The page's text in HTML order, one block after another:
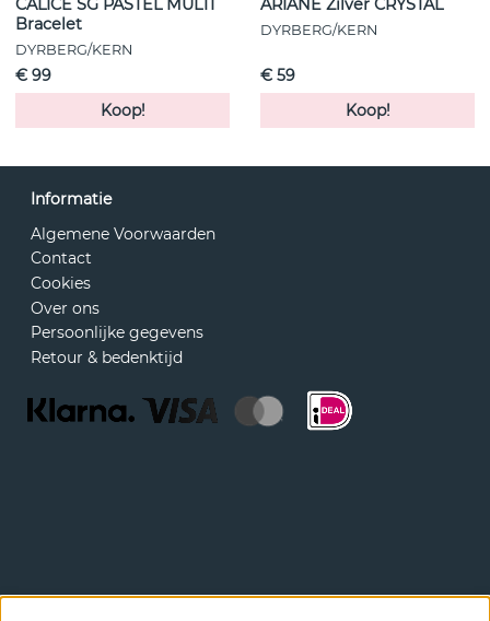
Bracelet
DYRBERG/KERN
€ 99
Koop!
DYRBERG/KERN
€ 59
Koop!
Informatie
Algemene Voorwaarden
Contact
Cookies
Over ons
Persoonlijke gegevens
Retour & bedenktijd